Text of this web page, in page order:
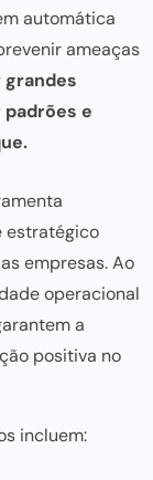
automática
ameaças
grandes
e
estratégico
empresas. Ao
operacional
a
positiva no
incluem: